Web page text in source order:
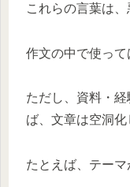
これらの言葉は、
作文の中で使って
ただし、資料・
ば、文章は空洞化
たとえば、テーマ